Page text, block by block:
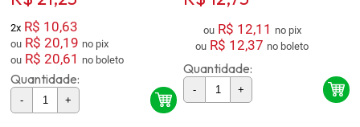
2x R$ 10,63
ou R$ 20,19
no pix
ou R$ 20,61 no boleto
Quantidade:
- +
ou R$ 12,11
no pix
ou R$ 12,37 no boleto
Quantidade:
- +